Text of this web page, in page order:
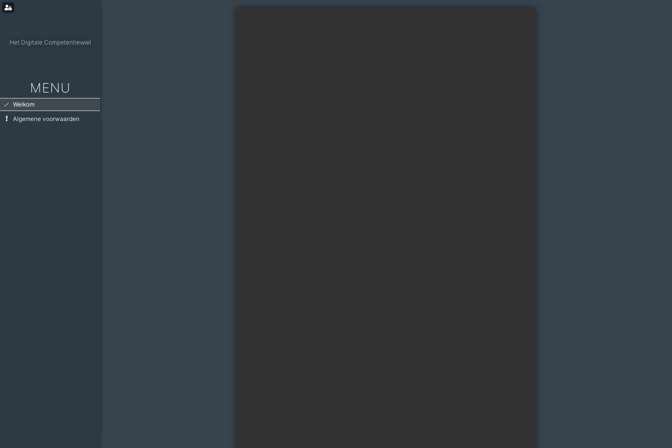
Het Digitale Competentiewiel
MENU
Welkom
Algemene voorwaarden